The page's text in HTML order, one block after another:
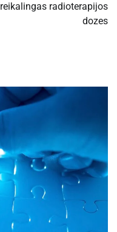
reikalingas radioterapijos
dozes